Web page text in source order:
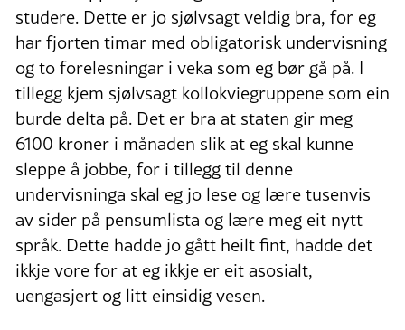
studere. Dette er jo sjølvsagt veldig bra, for eg
har fjorten timar med obligatorisk undervisning
og to forelesningar i veka som eg bør gå på. I
tillegg kjem sjølvsagt kollokviegruppene som ein
burde delta på. Det er bra at staten gir meg
6100 kroner i månaden slik at eg skal kunne
sleppe å jobbe, for i tillegg til denne
undervisninga skal eg jo lese og lære tusenvis
av sider på pensumlista og lære meg eit nytt
språk. Dette hadde jo gått heilt fint, hadde det
ikkje vore for at eg ikkje er eit asosialt,
uengasjert og litt einsidig vesen.